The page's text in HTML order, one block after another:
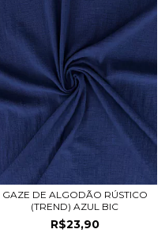
GAZE DE ALGODÃO RÚSTICO
(TREND) AZUL BIC
R$23,90